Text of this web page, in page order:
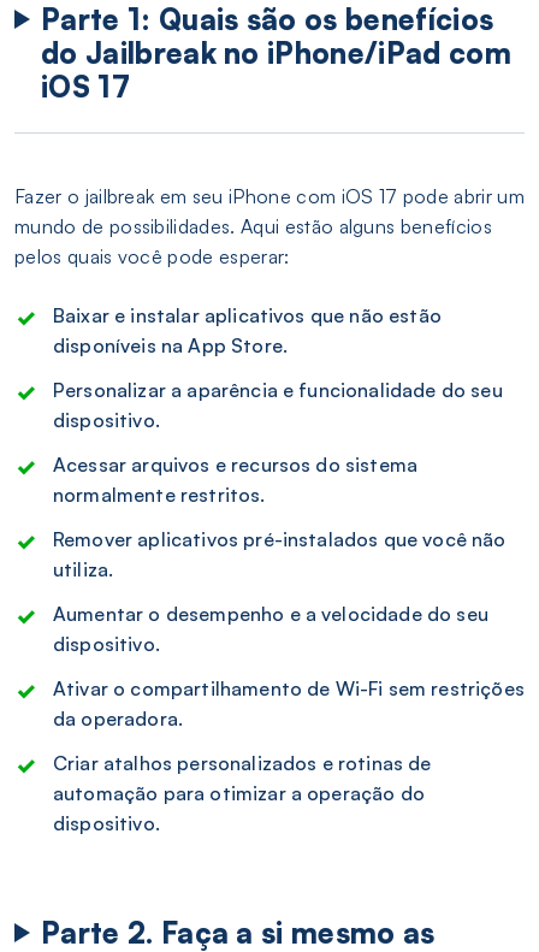
Parte 1: Quais são os benefícios
do Jailbreak no iPhone/iPad com
iOS 17
Fazer o jailbreak em seu iPhone com iOS 17 pode abrir um
mundo de possibilidades. Aqui estão alguns benefícios
pelos quais você pode esperar:
Baixar e instalar aplicativos que não estão
disponíveis na App Store.
Personalizar a aparência e funcionalidade do seu
dispositivo.
Acessar arquivos e recursos do sistema
normalmente restritos.
Remover aplicativos pré-instalados que você não
utiliza.
Aumentar o desempenho e a velocidade do seu
dispositivo.
Ativar o compartilhamento de Wi-Fi sem restrições
da operadora.
Criar atalhos personalizados e rotinas de
automação para otimizar a operação do
dispositivo.
Parte 2. Faça a si mesmo as